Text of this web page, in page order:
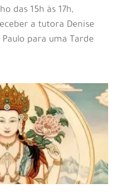
das 15h às 17h,
a tutora Denise
para uma Tarde